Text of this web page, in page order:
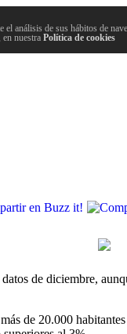
análisis de sus hábitos de
nuestra Política de cookies
de diciembre,
de 20.000